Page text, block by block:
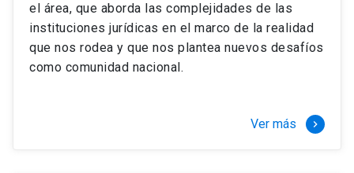
el área, que aborda las complejidades de las
instituciones jurídicas en el marco de la realidad
que nos rodea y que nos plantea nuevos desafíos
como comunidad nacional.
Ver más keyboard_arrow_right